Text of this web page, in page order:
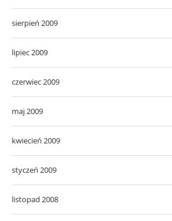
sierpień 2009
lipiec 2009
czerwiec 2009
maj 2009
kwiecień 2009
styczeń 2009
listopad 2008